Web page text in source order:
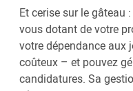
Et cerise sur le gâteau
vous dotant de votre
votre dépendance aux
coûteux – et pouvez
candidatures. Sa